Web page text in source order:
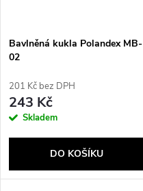
Bavlněná kukla Polandex MB-
02
201 Kč bez DPH
243 Kč
Skladem
DO KOŠÍKU